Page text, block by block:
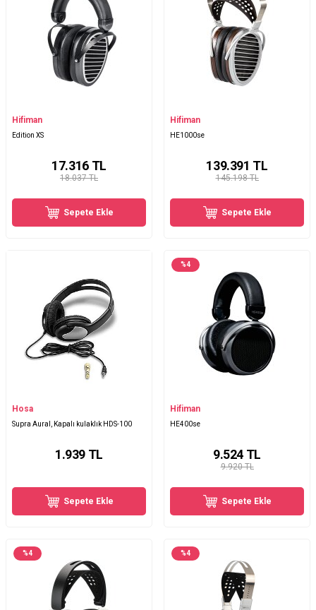
Hifiman
Edition XS
18.037 TL
17.316TL
Sepete Ekle
Hifiman
HE1000se
145.198 TL
139.391 TL
Sepete Ekle
Hosa
Supra Aural, Kapalı kulaklık HDS-100
1.939 TL
Sepete Ekle
%4
Hifiman
HE400se
9.920 TL
9.524 TL
Sepete Ekle
%4 %4